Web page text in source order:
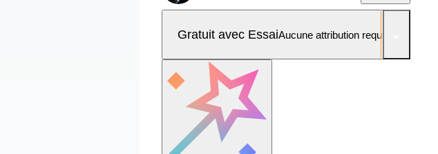
Gratuit avec EssaiAucune attribution requise